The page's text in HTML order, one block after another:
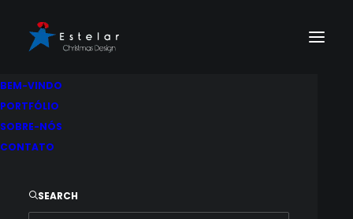
BEM-VINDO
PORTFÓLIO
SOBRE-NÓS
CONTATO
SEARCH
Este conteúdo está protegido por senha.